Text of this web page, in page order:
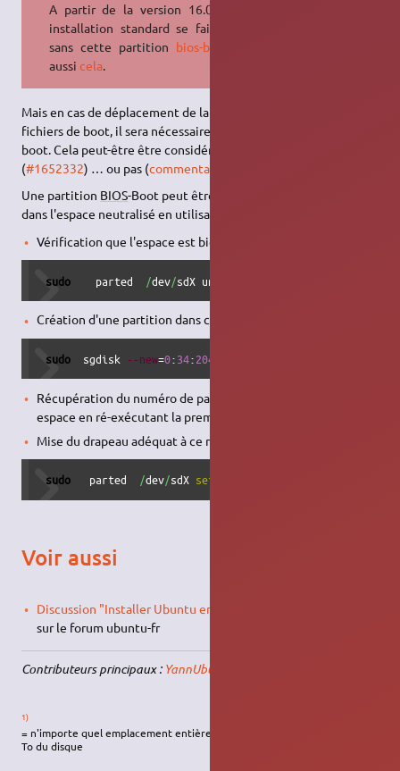
A partir de la version 16.04.3 une
installation standard se fait même
sans cette partition bios-boot
aussi cela.
Mais en cas de déplacement de la partition contenant les
fichiers de boot, il sera nécessaire de réparer la structure de
boot. Cela peut-être être considéré comme un BUG
(#1652332) … ou pas (commentaire 10
Une partition BIOS-Boot peut être créée en début de disque
dans l'espace neutralisé en utilisant les lignes de commandes.
Vérification que l'espace est bien disponible.
sudo
    parted
/dev/sdX unit s print
Création d'une partition dans cet espace inutilisable.
sudo
  sgdisk
--new=0:34:2047
Récupération du numéro de partition qui a été alloué à cet
espace en ré-exécutant la première commande.
Mise du drapeau adéquat à ce numéro de partition.
sudo
   parted
/dev/sdX set
Voir aussi
Discussion "Installer Ubuntu en mode EFI ou en mode Bios"
sur le forum ubuntu-fr
Contributeurs principaux : YannUbuntu
1)
= n'importe quel emplacement entièrement inclus dans les 2 premiers
To du disque